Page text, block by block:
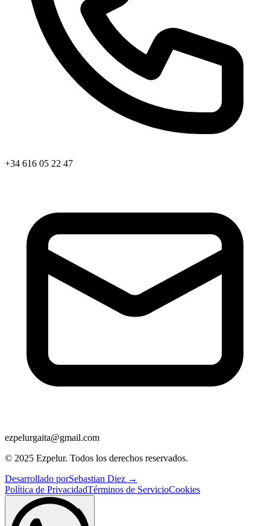
+34 616 05 22 47
ezpelurgaita@gmail.com
© 2025 Ezpelur. Todos los derechos reservados.
Desarrollado porSebastian Diez →
Política de PrivacidadTérminos de ServicioCookies